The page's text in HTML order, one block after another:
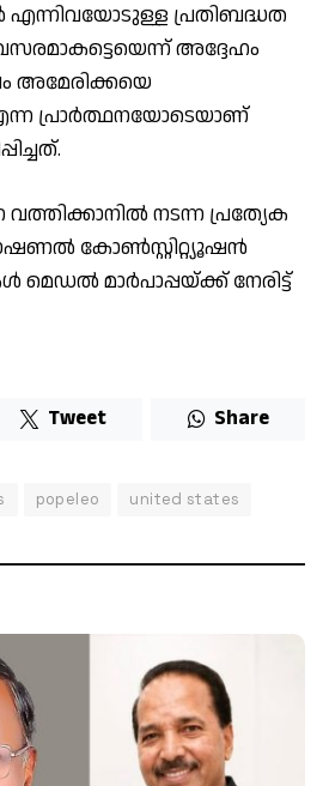
പ്രതിബദ്ധത
അദ്ദേഹം
അമേരിക്കയെ
പ്രാർത്ഥനയോടെയാണ്
നടന്ന പ്രത്യേക
കോൺസ്റ്റിറ്റ്യൂഷൻ
മെഡൽ മാർപാപ്പയ്ക്ക് നേരിട്ട്
Tweet Share
popeleo united states